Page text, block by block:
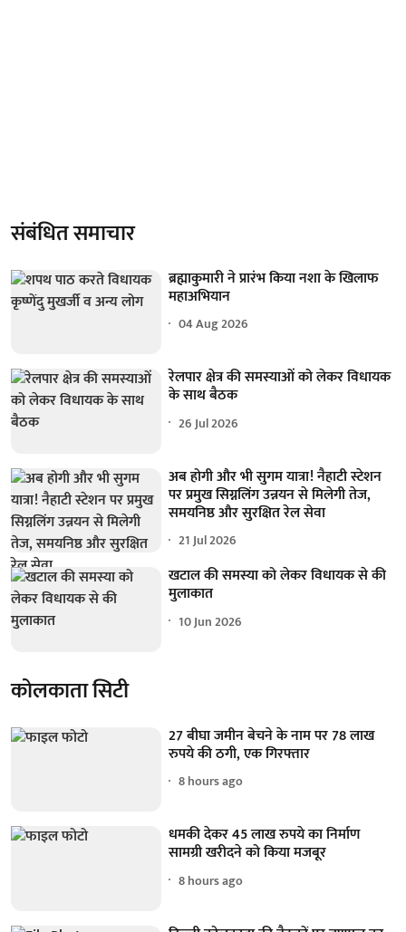
संबंधित समाचार
ब्रह्माकुमारी ने प्रारंभ किया नशा के खिलाफ
महाअभियान
04 Aug 2026
रेलपार क्षेत्र की समस्याओं को लेकर विधायक
के साथ बैठक
26 Jul 2026
अब होगी और भी सुगम यात्रा! नैहाटी स्टेशन
पर प्रमुख सिग्नलिंग उन्नयन से मिलेगी तेज,
समयनिष्ठ और सुरक्षित रेल सेवा
21 Jul 2026
खटाल की समस्या को लेकर विधायक से की
मुलाकात
10 Jun 2026
कोलकाता सिटी
27 बीघा जमीन बेचने के नाम पर 78 लाख
रुपये की ठगी, एक गिरफ्तार
8 hours ago
धमकी देकर 45 लाख रुपये का निर्माण
सामग्री खरीदने को किया मजबूर
8 hours ago